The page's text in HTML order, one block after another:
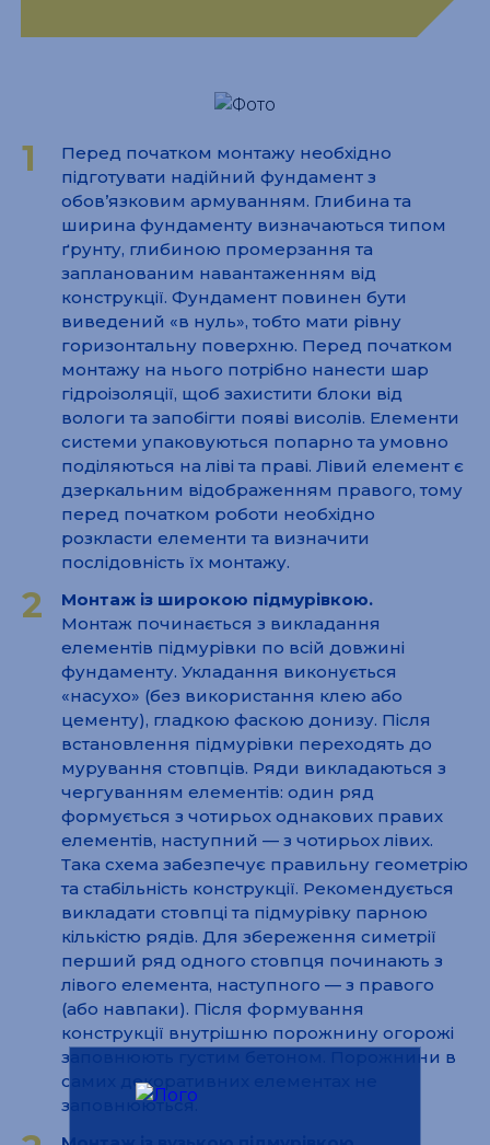
1
Перед початком монтажу необхідно
підготувати надійний фундамент з
обов’язковим армуванням. Глибина та
ширина фундаменту визначаються типом
ґрунту, глибиною промерзання та
запланованим навантаженням від
конструкції. Фундамент повинен бути
виведений «в нуль», тобто мати рівну
горизонтальну поверхню. Перед початком
монтажу на нього потрібно нанести шар
гідроізоляції, щоб захистити блоки від
вологи та запобігти появі висолів. Елементи
системи упаковуються попарно та умовно
поділяються на ліві та праві. Лівий елемент є
дзеркальним відображенням правого, тому
перед початком роботи необхідно
розкласти елементи та визначити
послідовність їх монтажу.
2
Монтаж із широкою підмурівкою.
Монтаж починається з викладання
елементів підмурівки по всій довжині
фундаменту. Укладання виконується
«насухо» (без використання клею або
цементу), гладкою фаскою донизу. Після
встановлення підмурівки переходять до
мурування стовпців. Ряди викладаються з
чергуванням елементів: один ряд
формується з чотирьох однакових правих
елементів, наступний — з чотирьох лівих.
Така схема забезпечує правильну геометрію
та стабільність конструкції. Рекомендується
викладати стовпці та підмурівку парною
кількістю рядів. Для збереження симетрії
перший ряд одного стовпця починають з
лівого елемента, наступного — з правого
(або навпаки). Після формування
конструкції внутрішню порожнину огорожі
заповнюють густим бетоном. Порожнини в
самих декоративних елементах не
заповнюються.